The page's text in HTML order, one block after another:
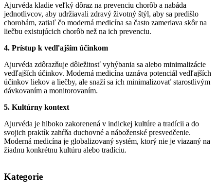
Ajurvéda kladie veľký dôraz na prevenciu chorôb a nabáda
jednotlivcov, aby udržiavali zdravý životný štýl, aby sa predišlo
chorobám, zatiaľ čo moderná medicína sa často zameriava skôr na
liečbu existujúcich chorôb než na ich prevenciu.
4. Prístup k vedľajším účinkom
Ajurvéda zdôrazňuje dôležitosť vyhýbania sa alebo minimalizácie
vedľajších účinkov. Moderná medicína uznáva potenciál vedľajších
účinkov liekov a liečby, ale snaží sa ich minimalizovať starostlivým
dávkovaním a monitorovaním.
5. Kultúrny kontext
Ajurvéda je hlboko zakorenená v indickej kultúre a tradícii a do
svojich praktík zahŕňa duchovné a náboženské presvedčenie.
Moderná medicína je globalizovaný systém, ktorý nie je viazaný na
žiadnu konkrétnu kultúru alebo tradíciu.
Kategorie